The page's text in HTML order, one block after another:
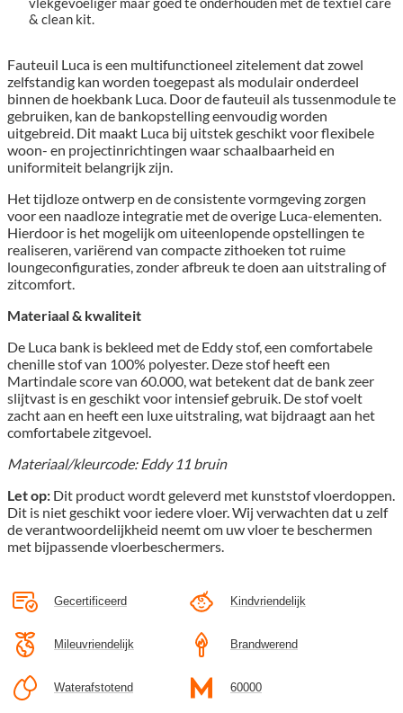
& clean kit.
Fauteuil Luca is een multifunctioneel zitelement dat zowel
zelfstandig kan worden toegepast als modulair onderdeel
binnen de hoekbank Luca. Door de fauteuil als tussenmodule te
gebruiken, kan de bankopstelling eenvoudig worden
uitgebreid. Dit maakt Luca bij uitstek geschikt voor flexibele
woon- en projectinrichtingen waar schaalbaarheid en
uniformiteit belangrijk zijn.
Het tijdloze ontwerp en de consistente vormgeving zorgen
voor een naadloze integratie met de overige Luca-elementen.
Hierdoor is het mogelijk om uiteenlopende opstellingen te
realiseren, variërend van compacte zithoeken tot ruime
loungeconfiguraties, zonder afbreuk te doen aan uitstraling of
zitcomfort.
Materiaal & kwaliteit
De Luca bank is bekleed met de Eddy stof, een comfortabele
chenille stof van 100% polyester. Deze stof heeft een
Martindale score van 60.000, wat betekent dat de bank zeer
slijtvast is en geschikt voor intensief gebruik. De stof voelt
zacht aan en heeft een luxe uitstraling, wat bijdraagt aan het
comfortabele zitgevoel.
Materiaal/kleurcode: Eddy 11 bruin
Let op: Dit product wordt geleverd met kunststof vloerdoppen.
Dit is niet geschikt voor iedere vloer. Wij verwachten dat u zelf
de verantwoordelijkheid neemt om uw vloer te beschermen
met bijpassende vloerbeschermers.
Gecertificeerd Kindvriendelijk
Mileuvriendelijk Brandwerend
Waterafstotend 60000